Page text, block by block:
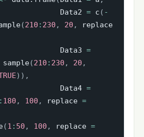
                        Data2
= c ( -
(210 : 230 , 20 ,
                        Data3
=
sample(210 : 230 , 20 ,
) ) ,
                        Data4
=
: 180 , 100 , replace =
(1 : 50 , 100 , replace =